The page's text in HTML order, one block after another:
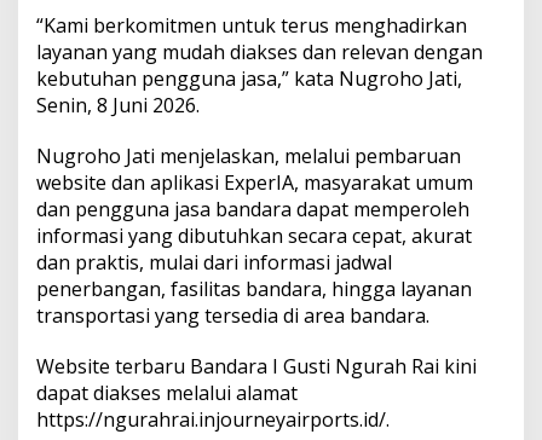
A
p
l
i
s
i
E
x
p
e
r
I
A
“Kami berkomitmen untuk terus menghadirkan
layanan yang mudah diakses dan relevan dengan
kebutuhan pengguna jasa,” kata Nugroho Jati,
Senin, 8 Juni 2026.
Nugroho Jati menjelaskan, melalui pembaruan
website dan aplikasi ExperIA, masyarakat umum
dan pengguna jasa bandara dapat memperoleh
informasi yang dibutuhkan secara cepat, akurat
dan praktis, mulai dari informasi jadwal
penerbangan, fasilitas bandara, hingga layanan
transportasi yang tersedia di area bandara.
Website terbaru Bandara I Gusti Ngurah Rai kini
dapat diakses melalui alamat
https://ngurahrai.injourneyairports.id/.